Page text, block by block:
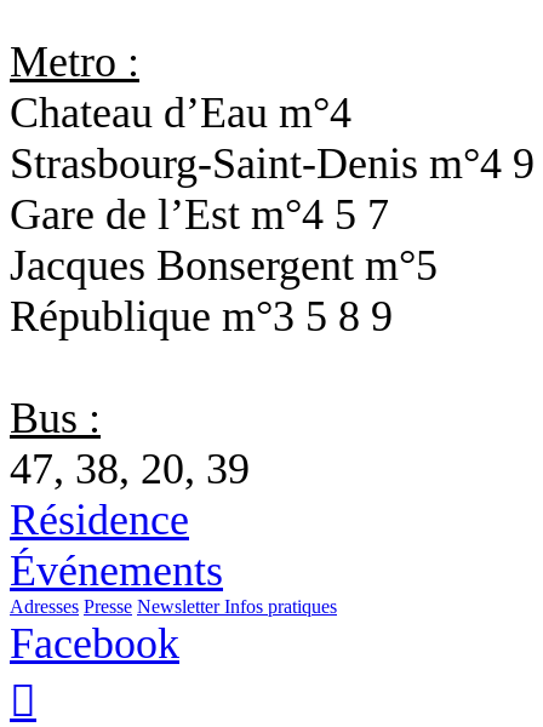
Metro :
Chateau d’Eau m°4
Strasbourg-Saint-Denis m°4
Gare de l’Est m°4 5 7
Jacques Bonsergent m°5
République m°3 5 8 9
Bus :
47, 38, 20, 39
Résidence
Événements
Adresses Presse NewsletterInfos pratiques
Facebook
